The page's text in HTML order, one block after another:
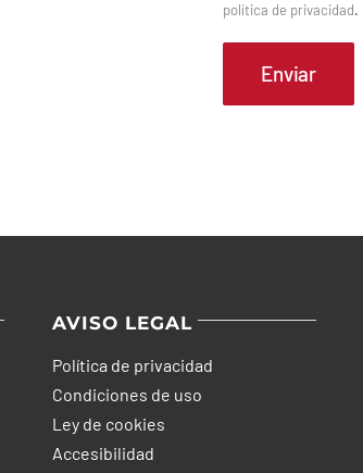
política de privacidad.
AVISO LEGAL
Política de privacidad
Condiciones de uso
Ley de cookies
Accesibilidad